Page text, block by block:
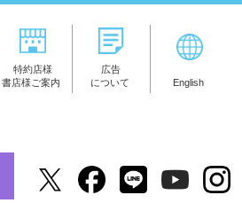
特約店様
書店様ご案内
広告
について
English